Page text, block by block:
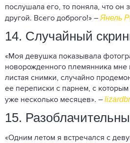
послушала его, то поняла, что он
другой. Всего доброго!» –Янель
14. Случайный
«Моя девушка показывала
новорожденного племянника мне
листая снимки, случайно
ее переписки с парнем, с которым
уже несколько месяцев». –
15.
«Одним летом я встречался с